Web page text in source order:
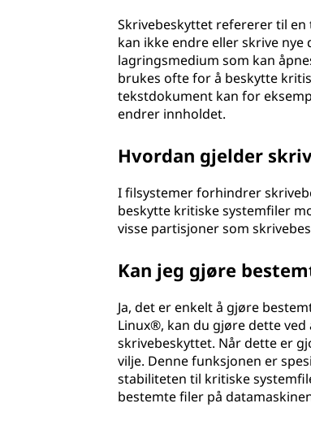
Skrivebeskyttet refererer til
kan ikke endre eller skrive
lagringsmedium som kan
brukes ofte for å beskytte
tekstdokument kan for
endrer innholdet.
Hvordan gjelder
I filsystemer forhindrer
beskytte kritiske systemfiler
visse partisjoner som
Kan jeg gjøre
Ja, det er enkelt å gjøre
Linux®, kan du gjøre dette
skrivebeskyttet. Når dette er
vilje. Denne funksjonen er
stabiliteten til kritiske
bestemte filer på